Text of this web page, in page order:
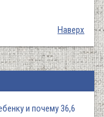
Наверх
и почему 36,6